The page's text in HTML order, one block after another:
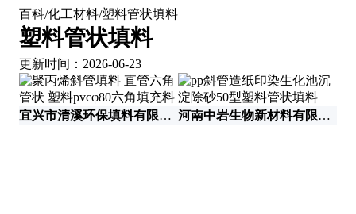
百科/化工材料/塑料管状填料
塑料管状填料
更新时间：2026-06-23
宜兴市清溪环保填料有限公司 河南中岩生物新材料有限公司